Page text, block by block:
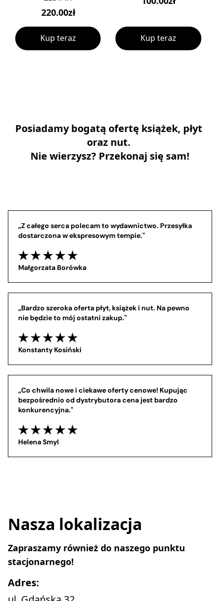
220.00zł
Kup teraz Kup teraz
Posiadamy bogatą ofertę książek, płyt
oraz nut.
Nie wierzysz? Przekonaj się sam!
„Z całego serca polecam to wydawnictwo. Przesyłka
dostarczona w ekspresowym tempie."
Małgorzata Borówka
„Bardzo szeroka oferta płyt, książek i nut. Na pewno
nie będzie to mój ostatni zakup."
Konstanty Kosiński
„Co chwila nowe i ciekawe oferty cenowe! Kupując
bezpośrednio od dystrybutora cena jest bardzo
konkurencyjna."
Helena Smyl
Nasza lokalizacja
Zapraszamy również do naszego punktu
Adres: